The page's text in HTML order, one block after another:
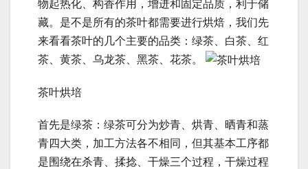
物起热化、构香作用，增迸和固定品质，利于储
藏。是不是所有的茶叶都需要进行烘焙，我们先
来看看茶叶的几个主要的品类：绿茶、白茶、红
茶、黄茶、乌龙茶、黑茶、花茶。
茶叶烘培
首先是绿茶：绿茶可分为炒青、烘青、晒青和蒸
青四大类，加工方法各不相同，但其基本工序都
是围绕在杀青、揉捻、干燥三个过程，干燥过程